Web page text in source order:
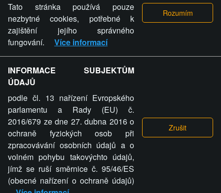
stránky týče, ani osoba, která umístila fotografii nebo video na
stránku, nemůže z důvodu odstranění fotografie, videa nebo
komentáře pro výše uvedenou okolnost uplatnit vůči
provozovateli stránky žádný nárok na náhradu škody nebo
nemajetkové újmy.
ZVRÁCENÝ.CZ - Svět není zvrácenej. To jen
ty lidi...
ZVRÁCENÝ.CZ
PRAVIDLA A PODMÍNKY GDPR
Tato stránka používá pouze
nezbytné cookies, potřebné k
zajištění jejího správného
fungování.
Více informací
INFORMACE SUBJEKTŮM
ÚDAJŮ
podle čl. 13 nařízení Evropského
parlamentu a Rady (EU) č.
2016/679 ze dne 27. dubna 2016 o
ochraně fyzických osob při
zpracovávání osobních údajů a o
volném pohybu takovýchto údajů,
jímž se ruší směrnice č. 95/46/ES
(obecné nařízení o ochraně údajů)